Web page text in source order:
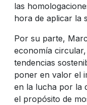
las
hora de aplicar la
Por su parte,
economía
tendencias
poner en valor el
en la lucha por la
el propósito de